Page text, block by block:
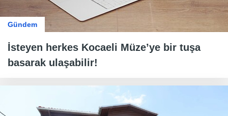
Gündem
İsteyen herkes Kocaeli Müze’ye bir tuşa
basarak ulaşabilir!